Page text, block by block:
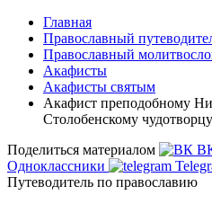
Главная
Православный
Православный
Акафисты
Акафисты святым
Акафист преподобному
Столобенскому чудотворцу
Поделиться материалом
Одноклассники
Путеводитель по православию